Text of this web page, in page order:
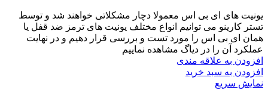
یونیت های ای بی اس معمولا دچار مشکلاتی خواهند شد و توسط
تستر کارینو می توانیم انواع مختلف یونیت های ترمز ضد قفل یا
همان ای بی اس را مورد تست و بررسی قرار دهیم و در نهایت
عملکرد آن را در دیاگ مشاهده نماییم
افزودن به علاقه مندی
افزودن به سبد خرید
نمایش سریع